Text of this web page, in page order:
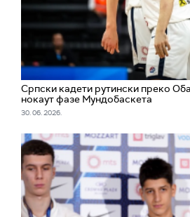
Српски кадети рутински преко
нокаут фазе Мундобаскета
30. 06. 2026.